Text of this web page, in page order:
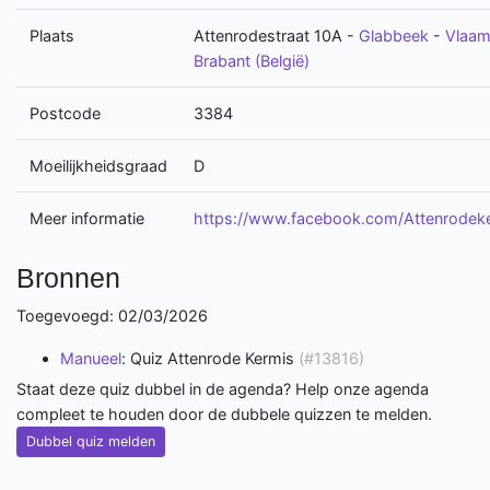
Plaats Attenrodestraat 10A - Glabbeek -
Brabant (België)
Postcode 3384
Moeilijkheidsgraad D
Meer informatie https://www.facebook.com/
Bronnen
Toegevoegd: 02/03/2026
Manueel: Quiz Attenrode Kermis (#13816)
Staat deze quiz dubbel in de agenda? Help onze agenda
compleet te houden door de dubbele quizzen te melden.
Dubbel quiz melden